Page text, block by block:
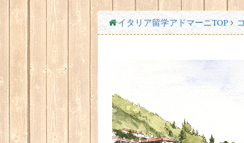
イタリア留学アドマーニTOP